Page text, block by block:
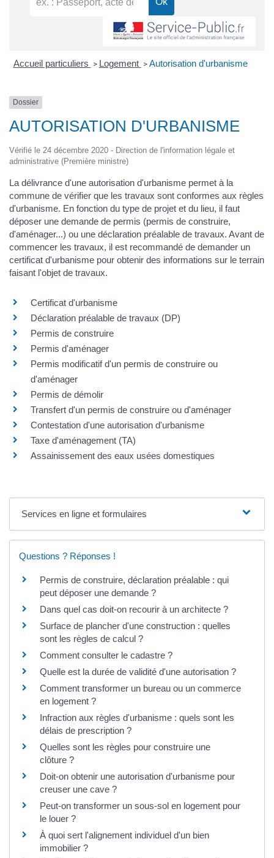
Accueil particuliers > Logement > Autorisation d'urbanisme
Dossier
AUTORISATION D'URBANISME
Vérifié le 24 décembre 2020 - Direction de l'information légale et
administrative (Première ministre)
La délivrance d'une autorisation d'urbanisme permet à la
commune de vérifier que les travaux sont conformes aux règles
d'urbanisme. En fonction du type de projet et du lieu, il faut
déposer une demande de permis (permis de construire,
d'aménager...) ou une déclaration préalable de travaux. Avant de
commencer les travaux, il est recommandé de demander un
certificat d'urbanisme pour obtenir des informations sur le terrain
faisant l'objet de travaux.
Certificat d'urbanisme
Déclaration préalable de travaux (DP)
Permis de construire
Permis d'aménager
Permis modificatif d'un permis de construire ou
d'aménager
Permis de démolir
Transfert d'un permis de construire ou d'aménager
Contestation d'une autorisation d'urbanisme
Taxe d'aménagement (TA)
Assainissement des eaux usées domestiques
Services en ligne et formulaires
Questions ? Réponses !
Permis de construire, déclaration préalable : qui
peut déposer une demande ?
Dans quel cas doit-on recourir à un architecte ?
Surface de plancher d'une construction : quelles
sont les règles de calcul ?
Comment consulter le cadastre ?
Quelle est la durée de validité d'une autorisation ?
Comment transformer un bureau ou un commerce
en logement ?
Infraction aux règles d'urbanisme : quels sont les
délais de prescription ?
Quelles sont les règles pour construire une
clôture ?
Doit-on obtenir une autorisation d'urbanisme pour
creuser une cave ?
Peut-on transformer un sous-sol en logement pour
le louer ?
À quoi sert l'alignement individuel d'un bien
immobilier ?